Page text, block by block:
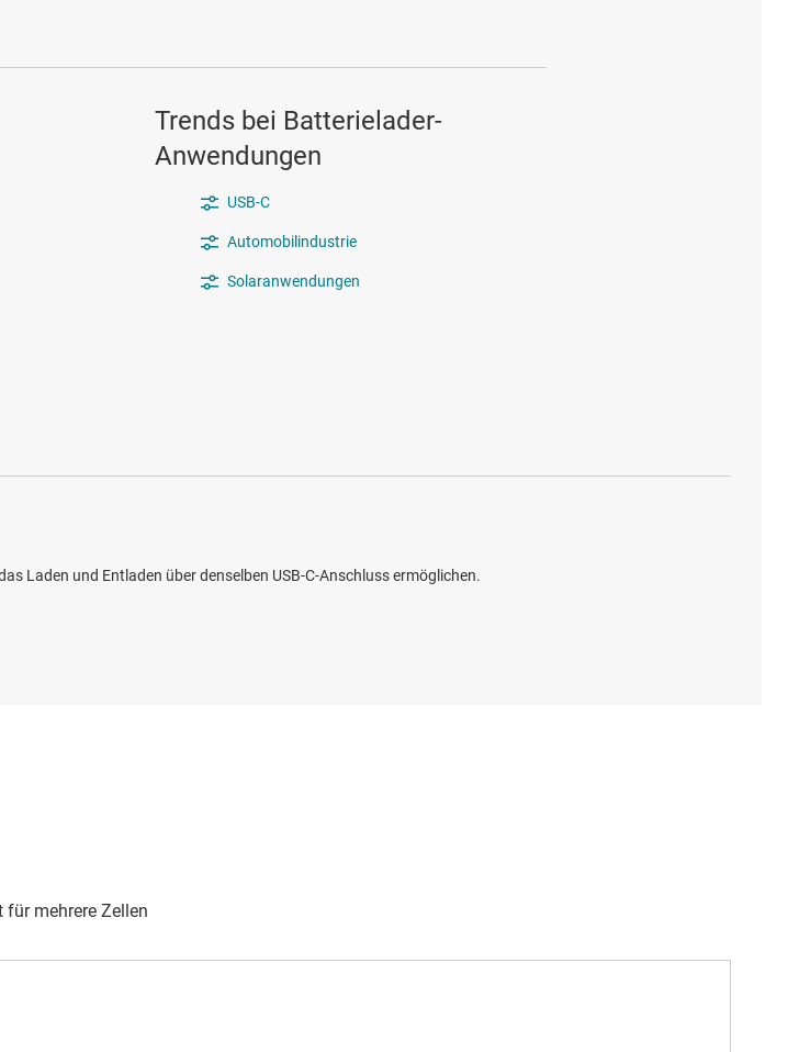
Trends bei Batterielader-
Anwendungen
USB-C
Automobilindustrie
Solaranwendungen
Laden und Entladen über denselben USB-C-Anschluss ermöglichen.